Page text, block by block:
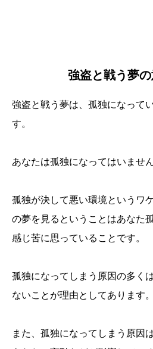
強盗と戦う夢の
強盗と戦う夢は、孤独になって
す。
あなたは孤独になってはいません
孤独が決して悪い環境というワ
の夢を見るということはあなた
感じ苦に思っていることです。
孤独になってしまう原因の多く
ないことが理由としてあります。
また、孤独になってしまう原因